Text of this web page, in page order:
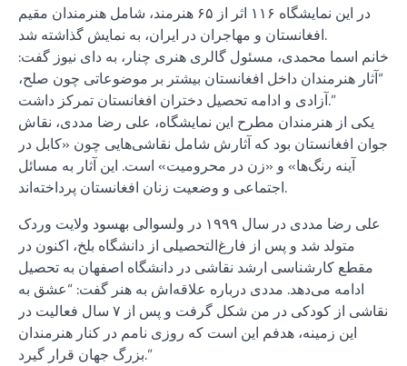
در این نمایشگاه ۱۱۶ اثر از ۶۵ هنرمند، شامل هنرمندان مقیم
افغانستان و مهاجران در ایران، به نمایش گذاشته شد.
خانم اسما محمدی، مسئول گالری هنری چنار، به دای نیوز گفت:
“آثار هنرمندان داخل افغانستان بیشتر بر موضوعاتی چون صلح،
آزادی و ادامه تحصیل دختران افغانستان تمرکز داشت.”
یکی از هنرمندان مطرح این نمایشگاه، علی رضا مددی، نقاش
جوان افغانستان بود که آثارش شامل نقاشی‌هایی چون «کابل در
آینه رنگ‌ها» و «زن در محرومیت» است. این آثار به مسائل
اجتماعی و وضعیت زنان افغانستان پرداخته‌اند.
علی رضا مددی در سال ۱۹۹۹ در ولسوالی بهسود ولایت وردک
متولد شد و پس از فارغ‌التحصیلی از دانشگاه بلخ، اکنون در
مقطع کارشناسی ارشد نقاشی در دانشگاه اصفهان به تحصیل
ادامه می‌دهد. مددی درباره علاقه‌اش به هنر گفت: “عشق به
نقاشی از کودکی در من شکل گرفت و پس از ۷ سال فعالیت در
این زمینه، هدفم این است که روزی نامم در کنار هنرمندان
بزرگ جهان قرار گیرد.”